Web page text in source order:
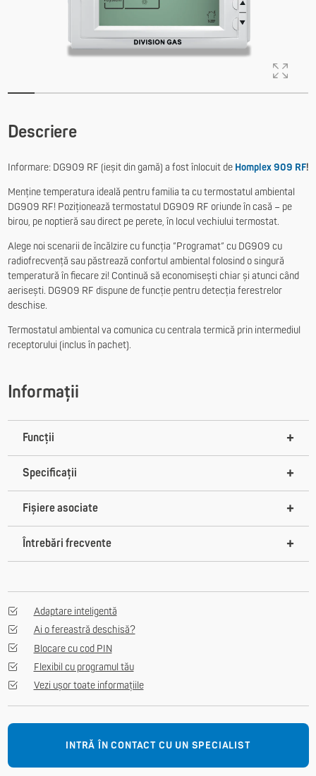
Descriere
Informare: DG909 RF (ieșit din gamă) a fost înlocuit de Homplex 909 RF!
Menține temperatura ideală pentru familia ta cu termostatul ambiental
DG909 RF! Poziționează termostatul DG909 RF oriunde în casă – pe
birou, pe noptieră sau direct pe perete, în locul vechiului termostat.
Alege noi scenarii de încălzire cu funcția ”Programat” cu DG909 cu
radiofrecvență sau păstrează confortul ambiental folosind o singură
temperatură în fiecare zi! Continuă să economisești chiar și atunci când
aerisești. DG909 RF dispune de funcție pentru detecția ferestrelor
deschise.
Termostatul ambiental va comunica cu centrala termică prin intermediul
receptorului (inclus în pachet).
Informații
Funcții
Specificații
Fișiere asociate
Întrebări frecvente
Adaptare inteligentă
Ai o fereastră deschisă?
Blocare cu cod PIN
Flexibil cu programul tău
Vezi ușor toate informațiile
INTRĂ ÎN CONTACT CU UN SPECIALIST